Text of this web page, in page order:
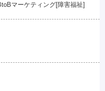
マーケティング[障害福祉]